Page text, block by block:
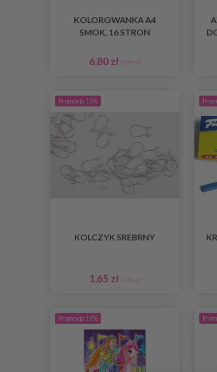
KOLOROWANKA A4
SMOK, 16 STRON
6,80 zł7,99 zł
Promocja 15%
KOLCZYK SREBRNY
1,65 zł1,95 zł
Promocja 14%